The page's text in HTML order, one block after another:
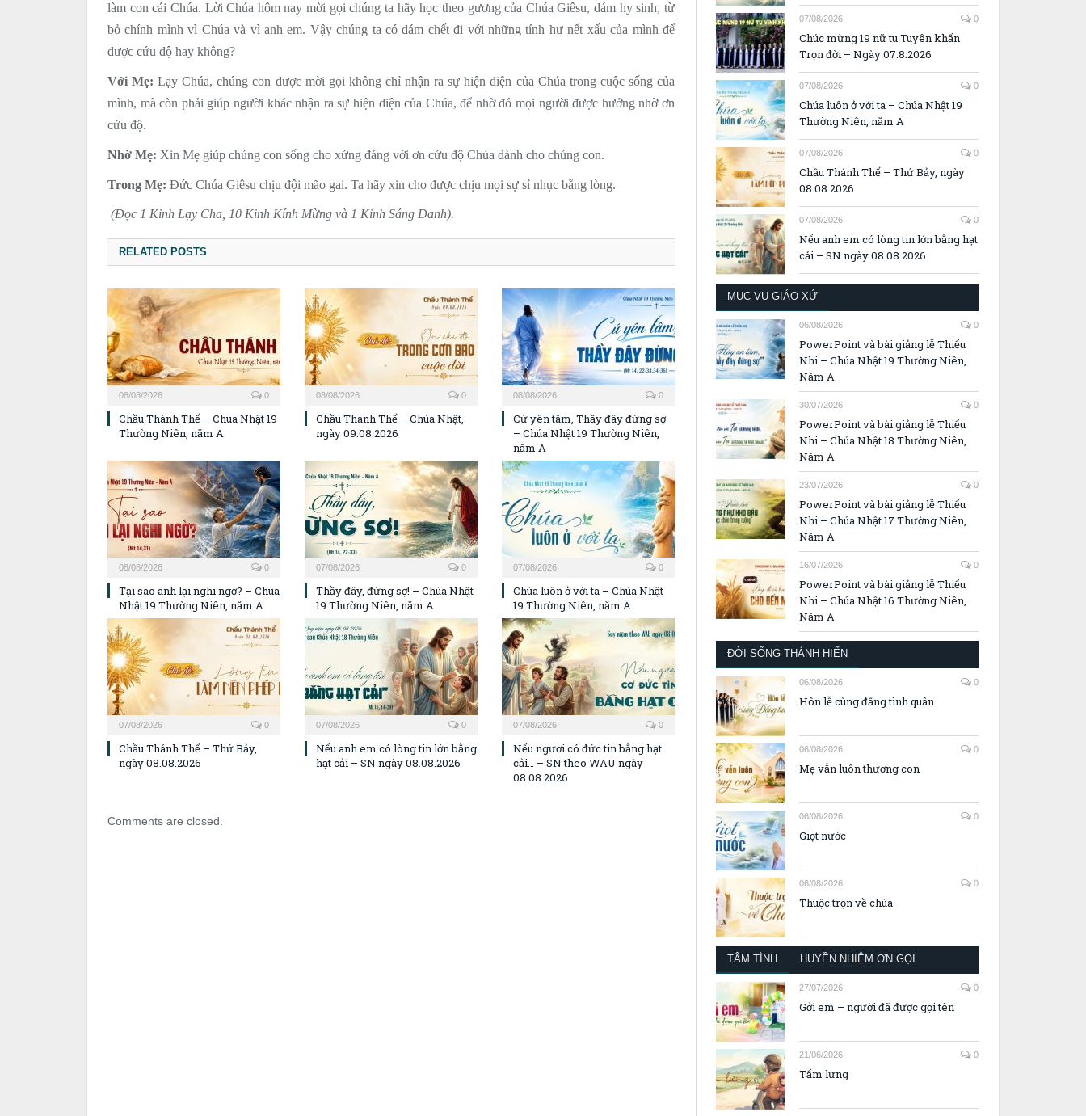
làm con cái Chúa. Lời Chúa hôm nay mời gọi chúng ta hãy học theo gương của Chúa Giêsu, dám hy sinh, từ
bỏ chính mình vì Chúa và vì anh em. Vậy chúng ta có dám chết đi với những tính hư nết xấu của mình để
được cứu độ hay không?
Với Mẹ: Lạy Chúa, chúng con được mời gọi không chỉ nhận ra sự hiện diện của Chúa trong cuộc sống của
mình, mà còn phải giúp người khác nhận ra sự hiện diện của Chúa, để nhờ đó mọi người được hưởng nhờ ơn
cứu độ.
Nhờ Mẹ: Xin Mẹ giúp chúng con sống cho xứng đáng với ơn cứu độ Chúa dành cho chúng con.
Trong Mẹ: Đức Chúa Giêsu chịu đội mão gai. Ta hãy xin cho được chịu mọi sự sỉ nhục bằng lòng.
(Đọc 1 Kinh Lạy Cha, 10 Kinh Kính Mừng và 1 Kinh Sáng Danh).
RELATED POSTS
08/08/2026 0
Chầu Thánh Thể – Chúa Nhật 19
Thường Niên, năm A
08/08/2026 0
Chầu Thánh Thể – Chúa Nhật,
ngày 09.08.2026
08/08/2026 0
Cứ yên tâm, Thầy đây đừng sợ
– Chúa Nhật 19 Thường Niên,
năm A
08/08/2026 0
Tại sao anh lại nghi ngờ? – Chúa
Nhật 19 Thường Niên, năm A
07/08/2026 0
Thầy đây, đừng sợ! – Chúa Nhật
19 Thường Niên, năm A
07/08/2026 0
Chúa luôn ở với ta – Chúa Nhật
19 Thường Niên, năm A
07/08/2026 0
Chầu Thánh Thể – Thứ Bảy,
ngày 08.08.2026
07/08/2026 0
Nếu anh em có lòng tin lớn bằng
hạt cải – SN ngày 08.08.2026
07/08/2026 0
Nếu ngươi có đức tin bằng hạt
cải… – SN theo WAU ngày
08.08.2026
Comments are closed.
07/08/2026 0
Chúc mừng 19 nữ tu Tuyên khấn
Trọn đời – Ngày 07.8.2026
07/08/2026 0
Chúa luôn ở với ta – Chúa Nhật 19
Thường Niên, năm A
07/08/2026 0
Chầu Thánh Thể – Thứ Bảy, ngày
08.08.2026
07/08/2026 0
Nếu anh em có lòng tin lớn bằng hạt
cải – SN ngày 08.08.2026
MỤC VỤ GIÁO XỨ
06/08/2026 0
PowerPoint và bài giảng lễ Thiếu
Nhi – Chúa Nhật 19 Thường Niên,
Năm A
30/07/2026 0
PowerPoint và bài giảng lễ Thiếu
Nhi – Chúa Nhật 18 Thường Niên,
Năm A
23/07/2026 0
PowerPoint và bài giảng lễ Thiếu
Nhi – Chúa Nhật 17 Thường Niên,
Năm A
16/07/2026 0
PowerPoint và bài giảng lễ Thiếu
Nhi – Chúa Nhật 16 Thường Niên,
Năm A
ĐỜI SỐNG THÁNH HIẾN
06/08/2026 0
Hôn lễ cùng đấng tình quân
06/08/2026 0
Mẹ vẫn luôn thương con
06/08/2026 0
Giọt nước
06/08/2026 0
Thuộc trọn về chúa
TÂM TÌNH HUYỀN NHIỆM ƠN GỌI
27/07/2026 0
Gởi em – người đã được gọi tên
21/06/2026 0
Tấm lưng